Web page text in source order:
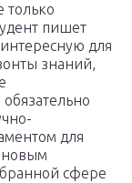
только
пишет
интересную для
знаний,
для
новым
сфере